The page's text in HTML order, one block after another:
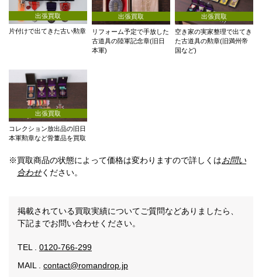
出張買取
片付けで出てきた古い勲章
出張買取
リフォーム予定で手放した
古道具の陸軍記念章(旧日
本軍)
出張買取
空き家の実家整理で出てき
た古道具の勲章(旧満州帝
国など)
出張買取
コレクション放出品の旧日
本軍勲章など骨董品を買取
※買取商品の状態によって価格は変わりますので詳しくはお問い
合わせください。
掲載されている買取実績についてご質問などありましたら、
下記までお問い合わせください。
TEL . 0120-766-299
MAIL . contact@romandrop.jp